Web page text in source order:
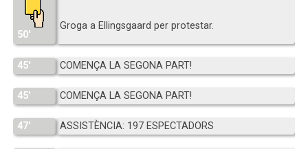
50′
Groga a Ellingsgaard per protestar.
45′ COMENÇA LA SEGONA PART!
45′ COMENÇA LA SEGONA PART!
47′ ASSISTÈNCIA: 197 ESPECTADORS